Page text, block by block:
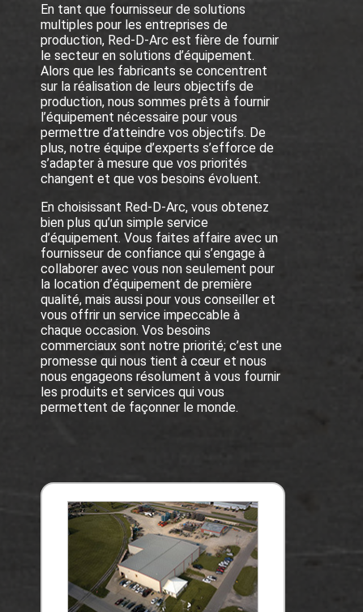
En tant que fournisseur de solutions
multiples pour les entreprises de
production, Red-D-Arc est fière de fournir
le secteur en solutions d’équipement.
Alors que les fabricants se concentrent
sur la réalisation de leurs objectifs de
production, nous sommes prêts à fournir
l’équipement nécessaire pour vous
permettre d’atteindre vos objectifs. De
plus, notre équipe d’experts s’efforce de
s’adapter à mesure que vos priorités
changent et que vos besoins évoluent.
En choisissant Red-D-Arc, vous obtenez
bien plus qu’un simple service
d’équipement. Vous faites affaire avec un
fournisseur de confiance qui s’engage à
collaborer avec vous non seulement pour
la location d’équipement de première
qualité, mais aussi pour vous conseiller et
vous offrir un service impeccable à
chaque occasion. Vos besoins
commerciaux sont notre priorité; c’est une
promesse qui nous tient à cœur et nous
nous engageons résolument à vous fournir
les produits et services qui vous
permettent de façonner le monde.